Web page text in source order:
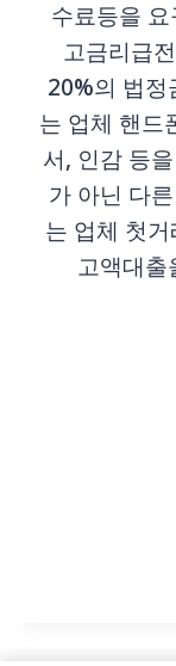
수료등을
고금리급
20%의 법
는 업체 핸
서, 인감 등
가 아닌 다
는 업체 첫
고액대